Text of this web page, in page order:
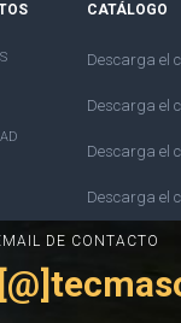
CATÁLOGO
Descarga el
Descarga el
Descarga el
Descarga el
DE CONTACTO